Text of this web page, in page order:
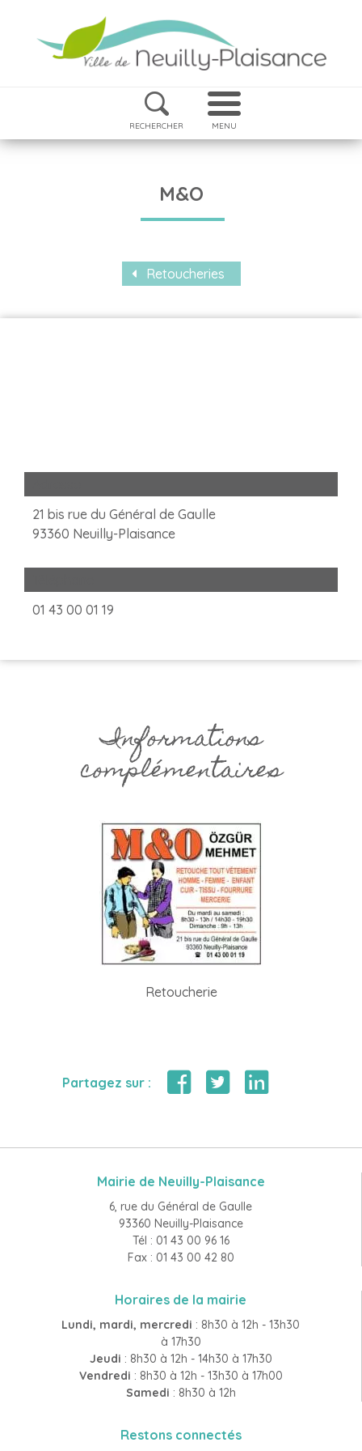
RECHERCHER MENU
M&O
Retoucheries
21 bis rue du Général de Gaulle
93360 Neuilly-Plaisance
01 43 00 01 19
Informations
complémentaires
Retoucherie
Partagez sur :
Mairie de Neuilly-Plaisance
6, rue du Général de Gaulle
93360 Neuilly-Plaisance
Tél : 01 43 00 96 16
Fax : 01 43 00 42 80
Horaires de la mairie
Lundi, mardi, mercredi : 8h30 à 12h - 13h30
à 17h30
Jeudi : 8h30 à 12h - 14h30 à 17h30
Vendredi : 8h30 à 12h - 13h30 à 17h00
Samedi : 8h30 à 12h
Restons connectés